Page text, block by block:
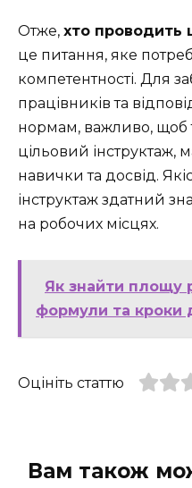
Отже, хто проводить
це питання, яке
компетентності. Для
працівників та
нормам, важливо, щоб
цільовий інструктаж,
навички та досвід.
інструктаж здатний
на робочих місцях.
Як знайти площу
формули та кроки
Оцініть статтю
Вам також